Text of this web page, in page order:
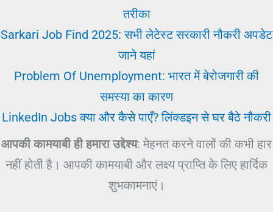
तरीका
Sarkari Job Find 2025: सभी लेटेस्ट सरकारी नौकरी अपडेट
जाने यहां
Problem Of Unemployment: भारत में बेरोजगारी की
समस्या का कारण
LinkedIn Jobs क्या और कैसे पाएँ? लिंक्डइन से घर बैठे नौकरी
आपकी कामयाबी ही हमारा उद्देश्य: मेहनत करने वालों की कभी हार
नहीं होती है। आपकी कामयाबी और लक्ष्य प्राप्ति के लिए हार्दिक
शुभकामनाएं।